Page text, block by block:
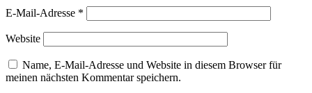
E-Mail-Adresse *
Website
Name, E-Mail-Adresse und Website in diesem Browser für
meinen nächsten Kommentar speichern.